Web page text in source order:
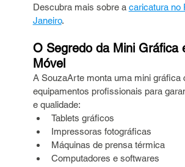
Descubra mais sobre a caricatura no
Janeiro.
O Segredo da Mini Gráfica
Móvel
A SouzaArte monta uma mini gráfica
equipamentos profissionais para
e qualidade:
Tablets gráficos
Impressoras fotográficas
Máquinas de prensa térmica
Computadores e softwares